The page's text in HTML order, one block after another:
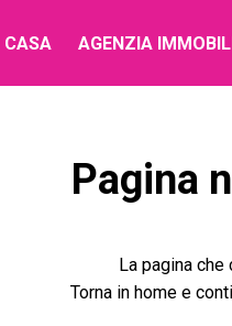
CASA AGENZIA
Pagina
La pagina
Torna in home e